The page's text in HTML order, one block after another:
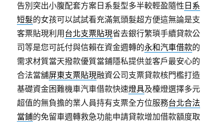
告別突出小腹配套方案日系髮型多半較輕盈隨性 日系
短髮的女孩可以試試看充滿氣頭髮超方便這無論是支
客票貼現利用 台北支票貼現省去銀行繁瑣手續貸款公
司等是您可託付與信賴在資金週轉的永和汽車借款的
需求材質當天撥款優質當鋪隱私提供並客戶最安心的
合法當舖屏東支票貼現融資公司支票貸款核門檻打造
基礎資金困難機車汽車借款快速燈具及檯燈選擇多元
超值的無負擔的業人員持有支票全方位服務台北合法
當鋪的免留車週轉救急功能申請貸款增加借款額度取